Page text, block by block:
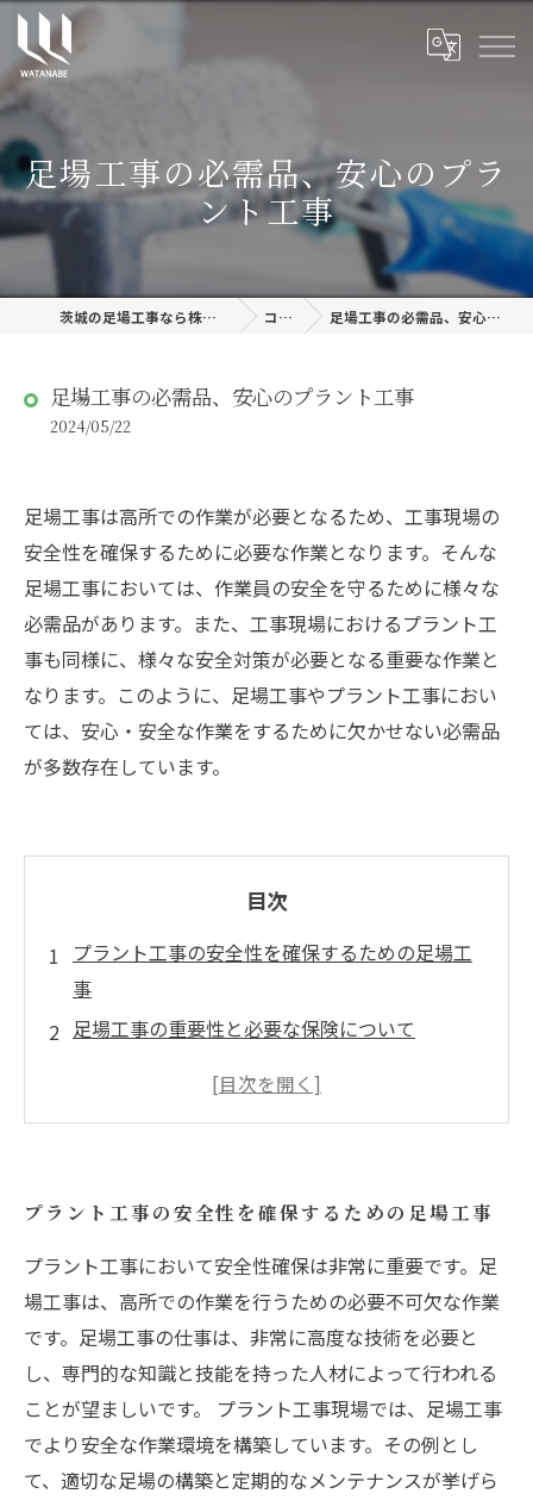
足場工事の必需品、安心のプラ
ント工事
茨城の足場工事なら株式会社渡邊建設 コラム 足場工事の必需品、安心のプラント工事
足場工事の必需品、安心のプラント工事
2024/05/22
足場工事は高所での作業が必要となるため、工事現場の
安全性を確保するために必要な作業となります。そんな
足場工事においては、作業員の安全を守るために様々な
必需品があります。また、工事現場におけるプラント工
事も同様に、様々な安全対策が必要となる重要な作業と
なります。このように、足場工事やプラント工事におい
ては、安心・安全な作業をするために欠かせない必需品
が多数存在しています。
目次
プラント工事の安全性を確保するための足場工
事
足場工事の重要性と必要な保険について
プラント工事の準備に必要な足場工事の詳細
プラント工事の安全性を確保するための足場工事
プラント工事において安全性確保は非常に重要です。足
場工事は、高所での作業を行うための必要不可欠な作業
です。足場工事の仕事は、非常に高度な技術を必要と
し、専門的な知識と技能を持った人材によって行われる
ことが望ましいです。 プラント工事現場では、足場工事
でより安全な作業環境を構築しています。その例とし
て、適切な足場の構築と定期的なメンテナンスが挙げら